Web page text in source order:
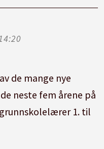
de mange nye
neste fem årene på
1. til